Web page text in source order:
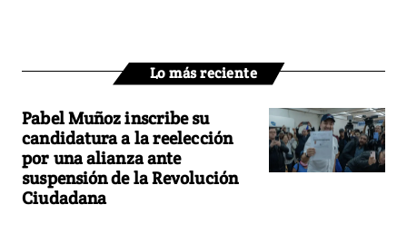
Lo más reciente
Pabel Muñoz inscribe su
candidatura a la reelección
por una alianza ante
suspensión de la Revolución
Ciudadana